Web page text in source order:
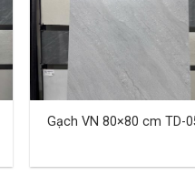
Gạch VN 80×80 cm TD-